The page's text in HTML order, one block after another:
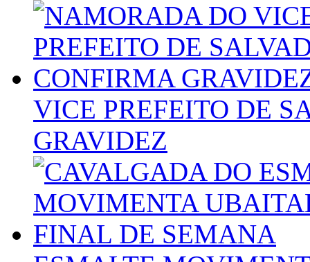
VICE PREFEITO DE
GRAVIDEZ